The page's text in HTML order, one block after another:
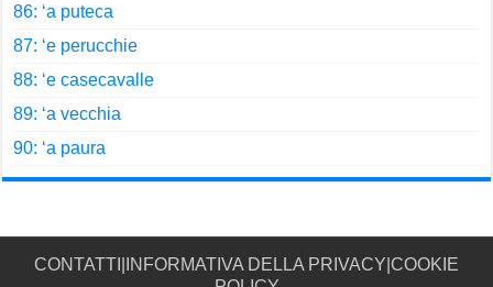
86: ‘a puteca
87: ‘e perucchie
88: ‘e casecavalle
89: ‘a vecchia
90: ‘a paura
CONTATTI INFORMATIVA DELLA PRIVACY COOKIE